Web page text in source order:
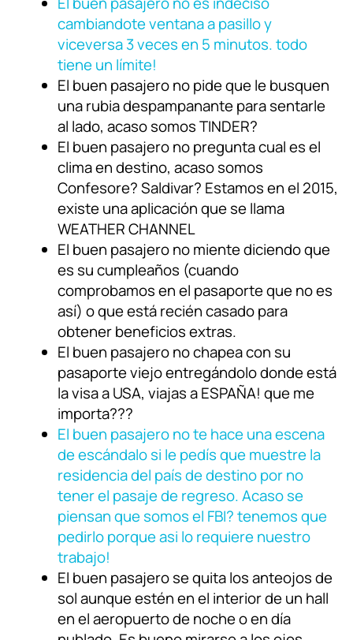
cambiandote ventana a pasillo y
viceversa 3 veces en 5 minutos. todo
tiene un límite!
El buen pasajero no pide que le busquen
una rubia despampanante para sentarle
al lado, acaso somos TINDER?
El buen pasajero no pregunta cual es el
clima en destino, acaso somos
Confesore? Saldivar? Estamos en el 2015,
existe una aplicación que se llama
WEATHER CHANNEL
El buen pasajero no miente diciendo que
es su cumpleaños (cuando
comprobamos en el pasaporte que no es
así) o que está recién casado para
obtener beneficios extras.
El buen pasajero no chapea con su
pasaporte viejo entregándolo donde está
la visa a USA, viajas a ESPAÑA! que me
importa???
El buen pasajero no te hace una escena
de escándalo si le pedís que muestre la
residencia del país de destino por no
tener el pasaje de regreso. Acaso se
piensan que somos el FBI? tenemos que
pedirlo porque asi lo requiere nuestro
trabajo!
El buen pasajero se quita los anteojos de
sol aunque estén en el interior de un hall
en el aeropuerto de noche o en día